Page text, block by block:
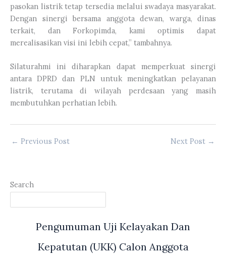
pasokan listrik tetap tersedia melalui swadaya masyarakat.
Dengan sinergi bersama anggota dewan, warga, dinas
terkait, dan Forkopimda, kami optimis dapat
merealisasikan visi ini lebih cepat,” tambahnya.
Silaturahmi ini diharapkan dapat memperkuat sinergi
antara DPRD dan PLN untuk meningkatkan pelayanan
listrik, terutama di wilayah perdesaan yang masih
membutuhkan perhatian lebih.
← Previous Post Next Post →
Search
Pengumuman Uji Kelayakan Dan
Kepatutan (UKK) Calon Anggota